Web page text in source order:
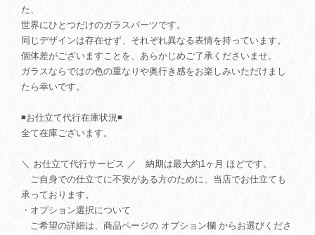
た、
世界にひとつだけのガラスパーツです。
同じデザインは存在せず、それぞれ異なる表情を持っています。
個体差がございますことを、あらかじめご了承くださいませ。
ガラスならではの色の重なりや奥行き感をお楽しみいただけまし
たら幸いです。
◾️お仕立て代行在庫状況◾️
全て在庫ございます。
＼ お仕立て代行サービス ／ 納期は最大約1ヶ月 ほどです。
ご自身での仕立てに不安がある方のために、当店でお仕立ても
承っております。
・オプション選択について
ご希望の詳細は、商品ページの オプション欄 からお選びくださ